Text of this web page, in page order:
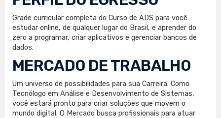
Grade curricular completa do Curso de ADS para você
estudar online, de qualquer lugar do Brasil, e aprender do
zero a programar, criar aplicativos e gerenciar bancos de
dados.
MERCADO DE TRABALHO
Um universo de possibilidades para sua Carreira. Como
Tecnólogo em Análise e Desenvolvimento de Sistemas,
você estará pronto para criar soluções que movem o
mundo digital. O Mercado busca profissionais para atuar